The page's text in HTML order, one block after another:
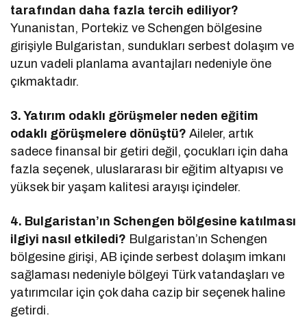
tarafından daha fazla tercih ediliyor?
Yunanistan, Portekiz ve Schengen bölgesine
girişiyle Bulgaristan, sundukları serbest dolaşım ve
uzun vadeli planlama avantajları nedeniyle öne
çıkmaktadır.
3. Yatırım odaklı görüşmeler neden eğitim
odaklı görüşmelere dönüştü? Aileler, artık
sadece finansal bir getiri değil, çocukları için daha
fazla seçenek, uluslararası bir eğitim altyapısı ve
yüksek bir yaşam kalitesi arayışı içindeler.
4. Bulgaristan’ın Schengen bölgesine katılması
ilgiyi nasıl etkiledi? Bulgaristan’ın Schengen
bölgesine girişi, AB içinde serbest dolaşım imkanı
sağlaması nedeniyle bölgeyi Türk vatandaşları ve
yatırımcılar için çok daha cazip bir seçenek haline
getirdi.